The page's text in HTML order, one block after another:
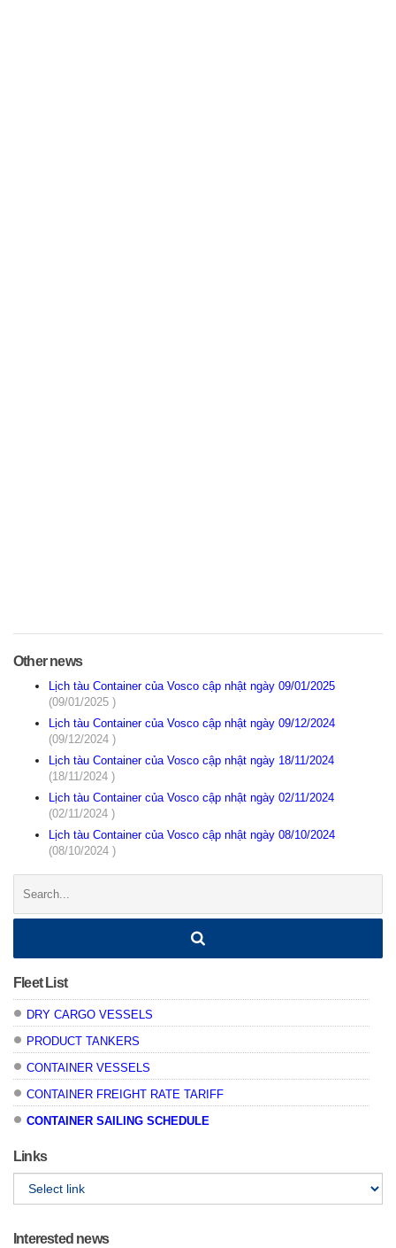
Other news
Lịch tàu Container của Vosco cập nhật ngày 09/01/2025
(09/01/2025 )
Lịch tàu Container của Vosco cập nhật ngày 09/12/2024
(09/12/2024 )
Lịch tàu Container của Vosco cập nhật ngày 18/11/2024
(18/11/2024 )
Lịch tàu Container của Vosco cập nhật ngày 02/11/2024
(02/11/2024 )
Lịch tàu Container của Vosco cập nhật ngày 08/10/2024
(08/10/2024 )
Fleet List
DRY CARGO VESSELS
PRODUCT TANKERS
CONTAINER VESSELS
CONTAINER FREIGHT RATE TARIFF
CONTAINER SAILING SCHEDULE
Links
Interested news